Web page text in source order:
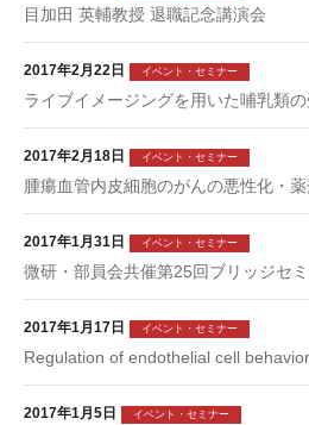
目加田 英輔教授 退職記念講演会
2017年2月22日 イベント・セミナー
ライブイメージングを用いた哺乳類
2017年2月18日 イベント・セミナー
腫瘍血管内皮細胞のがんの悪性化・
2017年1月31日 イベント・セミナー
微研・部員会共催第25回ブリッジセ
2017年1月17日 イベント・セミナー
Regulation of endothelial cell
2017年1月5日 イベント・セミナー